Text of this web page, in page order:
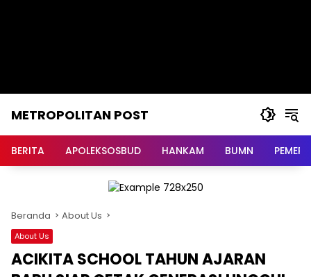
METROPOLITAN POST
BERITA APOLEKSOSBUD HANKAM BUMN
Beranda About Us
About Us
ACIKITA SCHOOL TAHUN AJARAN